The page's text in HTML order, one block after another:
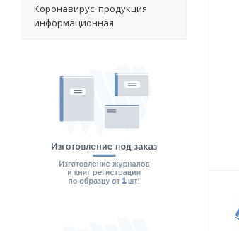
Коронавирус: продукция
информационная